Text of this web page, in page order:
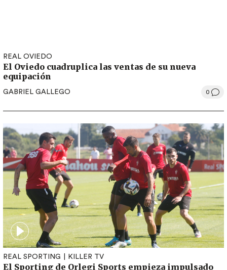
REAL OVIEDO
El Oviedo cuadruplica las ventas de su nueva
equipación
GABRIEL GALLEGO 0
REAL SPORTING KILLER TV
El Sporting de Orlegi Sports empieza impulsado